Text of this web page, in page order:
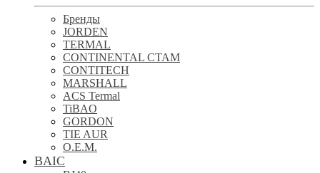
Бренды
JORDEN
TERMAL
CONTINENTAL CTAM
CONTITECH
MARSHALL
ACS Termal
TiBAO
GORDON
TIE AUR
O.E.M.
BAIC